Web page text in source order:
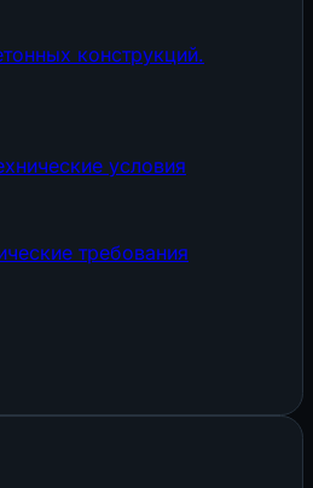
конструкций.
условия
требования